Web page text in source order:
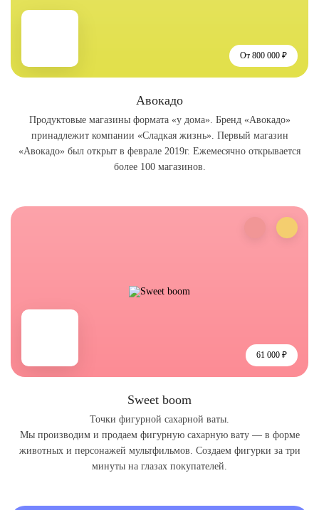
От 800 000 ₽
Авокадо
Продуктовые магазины формата «у дома». Бренд «Авокадо»
принадлежит компании «Сладкая жизнь». Первый магазин
«Авокадо» был открыт в феврале 2019г. Ежемесячно открывается
более 100 магазинов.
61 000 ₽
Sweet boom
Точки фигурной сахарной ваты.
Мы производим и продаем фигурную сахарную вату — в форме
животных и персонажей мультфильмов. Создаем фигурки за три
минуты на глазах покупателей.